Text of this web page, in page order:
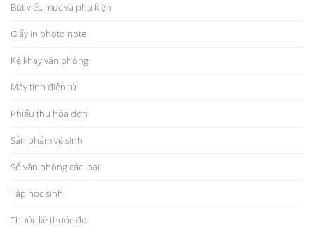
Bút viết, mực và phụ kiện
Giấy in photo note
Kệ khay văn phòng
Máy tính điện tử
Phiếu thu hóa đơn
Sản phẩm vệ sinh
Sổ văn phòng các loại
Tập học sinh
Thước kẻ thước đo